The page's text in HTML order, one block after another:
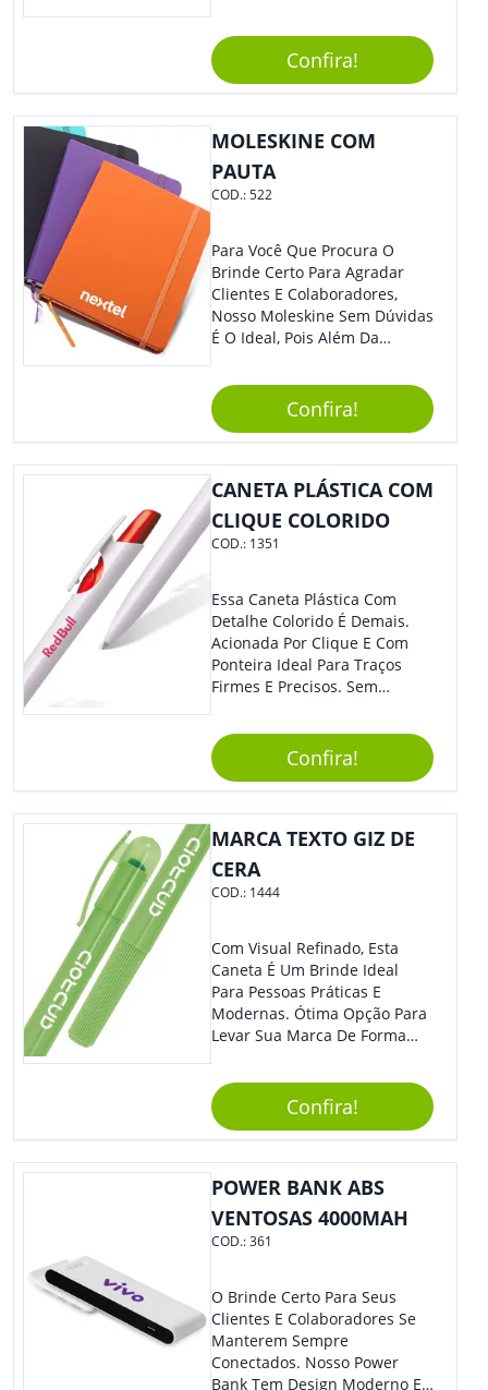
Na Bolsa Ou Na Mochila.
Compatível Com Diversos
Aparelhos, O Brinde É Super
Eficiente E Ágil, Ideal Para
Quem Busca Praticidade No
Dia A Dia. Personalize-O Com
Sua Marca E Tenha Ainda
Mais Destaque Em Eventos E
Feiras De Negócios.
Confira!
MOLESKINE COM
PAUTA
COD.:522
Para Você Que Procura O
Brinde Certo Para Agradar
Clientes E Colaboradores,
Nosso Moleskine Sem Dúvidas
É O Ideal, Pois Além Da
Utilizado Em Diversos
Momentos Do Dia.
Personalize-O Com Sua Marca
E Tenha Ainda Mais Destaque
Em Feiras De Exposições E
Eventos Corporativos.
Confira!
CANETA PLÁSTICA COM
CLIQUE COLORIDO
COD.: 1351
Essa Caneta Plástica Com
Detalhe Colorido É Demais.
Acionada Por Clique E Com
Ponteira Ideal Para Traços
Firmes E Precisos. Sem
Brinde Para Representar Sua
Marca. Dimensões: 1.6 Cm X
13.7 Cm X 1.6 Cm
Confira!
MARCA TEXTO GIZ DE
CERA
COD.: 1444
Com Visual Refinado, Esta
Caneta É Um Brinde Ideal
Para Pessoas Práticas E
Modernas. Ótima Opção Para
Levar Sua Marca De Forma
Sua Empresa Em Eventos,
Reuniões Corporativas Ou Até
Mesmo Para Presentear
Colaboradores.
Confira!
POWER BANK ABS
VENTOSAS 4000MAH
COD.:361
O Brinde Certo Para Seus
Clientes E Colaboradores Se
Manterem Sempre
Conectados. Nosso Power
Bank Tem Design Moderno E